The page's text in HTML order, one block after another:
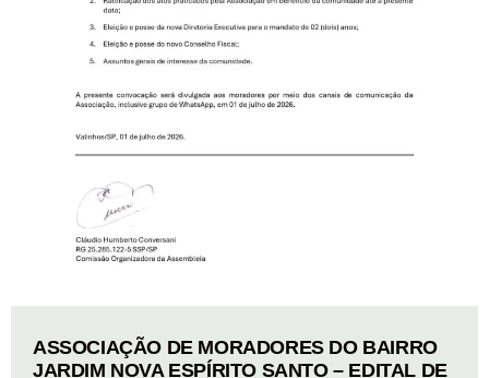
ASSOCIAÇÃO DE MORADORES DO BAIRRO
JARDIM NOVA ESPÍRITO SANTO – EDITAL DE